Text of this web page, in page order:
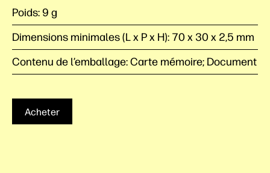
Poids: 9 g
Dimensions minimales (L x P x H): 70 x 30 x 2,5 mm
Contenu de l’emballage: Carte mémoire; Document
Acheter